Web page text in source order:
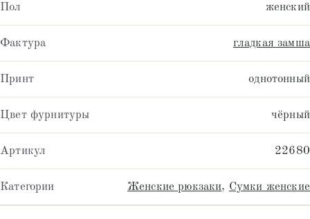
Пол женский
Фактура гладкая замша
Принт однотонный
Цвет фурнитуры чёрный
Артикул 22680
Категории Женские рюкзаки, Сумки женские